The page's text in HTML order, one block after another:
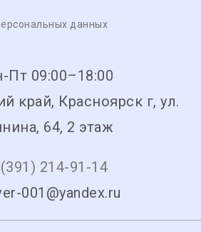
данных
Пт 09:00–18:00
край, Красноярск г, ул.
64, 2 этаж
214-91-14
001@yandex.ru